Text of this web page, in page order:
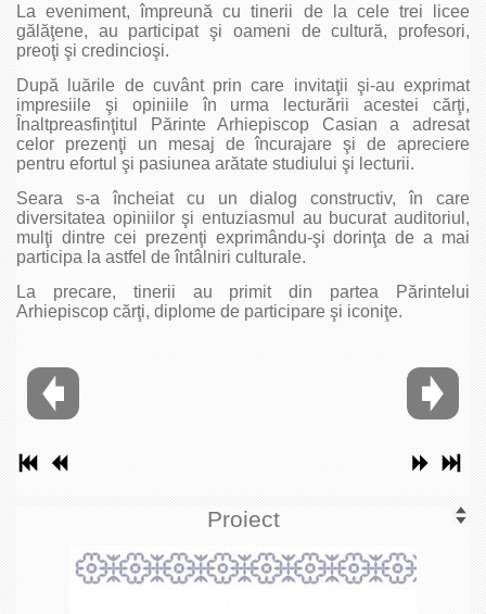
La eveniment, împreună cu tinerii de la cele trei licee
gălăţene, au participat şi oameni de cultură, profesori,
preoţi şi credincioşi.
După luările de cuvânt prin care invitaţii şi-au exprimat
impresiile şi opiniile în urma lecturării acestei cărţi,
Înaltpreasfinţitul Părinte Arhiepiscop Casian a adresat
celor prezenţi un mesaj de încurajare şi de apreciere
pentru efortul şi pasiunea arătate studiului şi lecturii.
Seara s-a încheiat cu un dialog constructiv, în care
diversitatea opiniilor şi entuziasmul au bucurat auditoriul,
mulţi dintre cei prezenţi exprimându-şi dorinţa de a mai
participa la astfel de întâlniri culturale.
La precare, tinerii au primit din partea Părintelui
Arhiepiscop cărţi, diplome de participare şi iconiţe.
Proiect